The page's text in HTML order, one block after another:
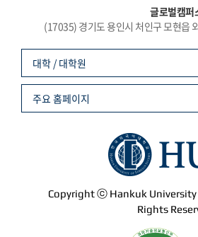
글로벌캠퍼
(17035) 경기도 용인시 처인구 모현읍
Copyright ⓒ Hankuk
Rights
대학 / 대학원
주요 홈페이지